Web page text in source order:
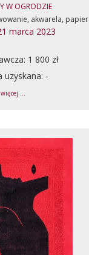
W OGRODZIE
akwarela, papier
marca 2023
1 800 zł
uzyskana: -
...